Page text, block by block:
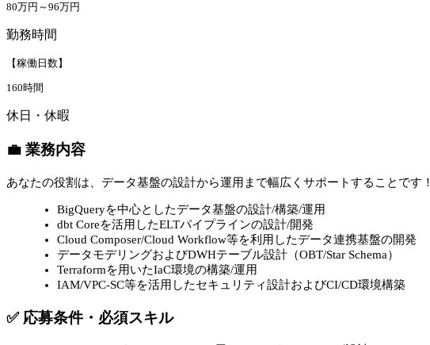
80万円～96万円
勤務時間
【稼働日数】
160時間
休日・休暇
💼 業務内容
あなたの役割は、データ基盤の設計から運用まで幅広くサポートすることです！
BigQueryを中心としたデータ基盤の設計/構築/運用
dbt Coreを活用したELTパイプラインの設計/開発
Cloud Composer/Cloud Workflow等を利用したデータ連携基盤の開発
データモデリングおよびDWHテーブル設計（OBT/Star Schema）
Terraformを用いたIaC環境の構築/運用
IAM/VPC-SC等を活用したセキュリティ設計およびCI/CD環境構築
✅ 応募条件・必須スキル